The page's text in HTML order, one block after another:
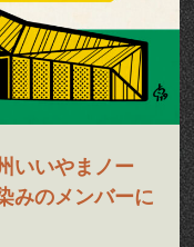
いいやまノー
みのメンバーに